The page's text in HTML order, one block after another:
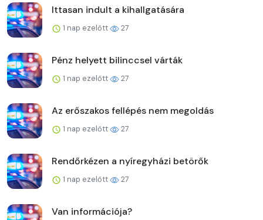
Ittasan indult a kihallgatására
1 nap ezelőtt 27
Pénz helyett bilinccsel várták
1 nap ezelőtt 27
Az erőszakos fellépés nem megoldás
1 nap ezelőtt 27
Rendőrkézen a nyíregyházi betörők
1 nap ezelőtt 27
Van információja?